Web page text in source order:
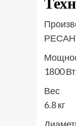
1800 Вт
Вес
6.8 кг